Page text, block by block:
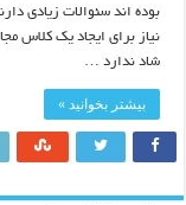
بوده اند سئوالات زیادی
نیاز برای ایجاد یک کلاس
شاد ندارد …
بیشتر بخوانید »